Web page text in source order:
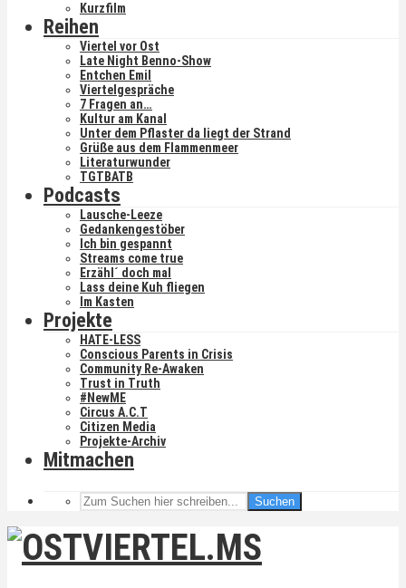
Kurzfilm
Reihen
Viertel vor Ost
Late Night Benno-Show
Entchen Emil
Viertelgespräche
7 Fragen an…
Kultur am Kanal
Unter dem Pflaster da liegt der Strand
Grüße aus dem Flammenmeer
Literaturwunder
TGTBATB
Podcasts
Lausche-Leeze
Gedankengestöber
Ich bin gespannt
Streams come true
Erzähl´ doch mal
Lass deine Kuh fliegen
Im Kasten
Projekte
HATE-LESS
Conscious Parents in Crisis
Community Re-Awaken
Trust in Truth
#NewME
Circus A.C.T
Citizen Media
Projekte-Archiv
Mitmachen
Suchen